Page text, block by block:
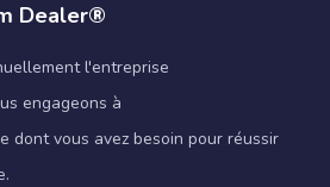
Dealer®
l'entreprise
engageons à
dont vous avez besoin pour réussir